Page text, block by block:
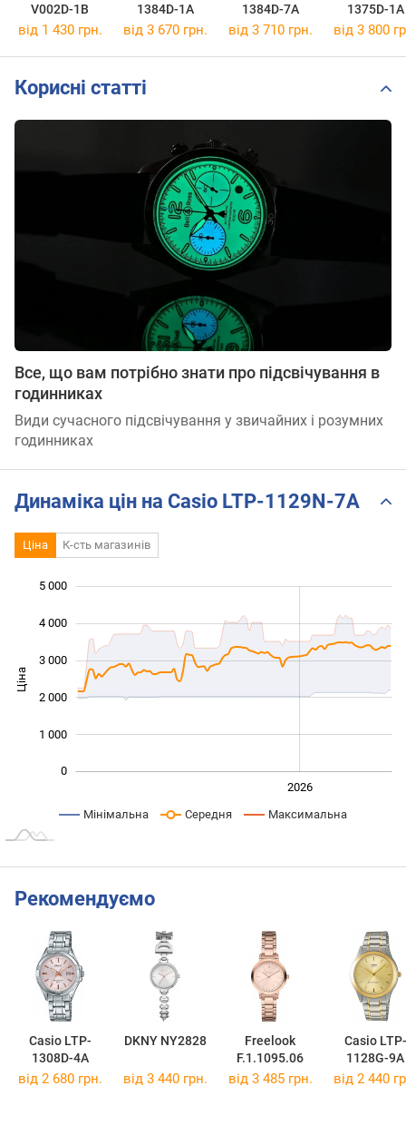
V002D-1B
1384D-1A
1384D-7A
1375D-1A
від 1 430 грн. від 3 670 грн. від 3 710 грн. від 3 800
Корисні статті
Все, що вам потрібно знати про підсвічування в
годинниках
Види сучасного підсвічування у звичайних і розумних
годинниках
Динаміка цін на Casio LTP-1129N-7A
Ціна К-сть магазинів
Ціна
0
1 000
2 000
3 000
4 000
5 000
2026
Мінімальна Середня Максимальна
Рекомендуємо
Casio LTP-
1308D-4A
DKNY NY2828
Freelook
F.1.1095.06
Casio LTP-
1128G-9A
від 2 680 грн. від 3 440 грн. від 3 485 грн. від 2 440